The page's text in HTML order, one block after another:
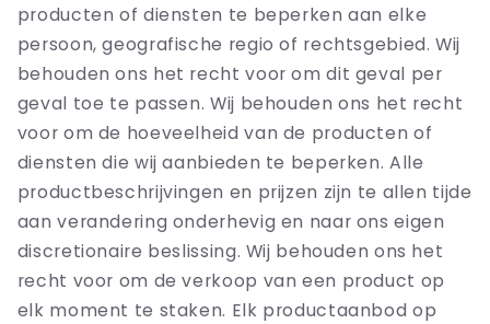
producten of diensten te beperken aan elke
persoon, geografische regio of rechtsgebied. Wij
behouden ons het recht voor om dit geval per
geval toe te passen. Wij behouden ons het recht
voor om de hoeveelheid van de producten of
diensten die wij aanbieden te beperken. Alle
productbeschrijvingen en prijzen zijn te allen tijde
aan verandering onderhevig en naar ons eigen
discretionaire beslissing. Wij behouden ons het
recht voor om de verkoop van een product op
elk moment te staken. Elk productaanbod op